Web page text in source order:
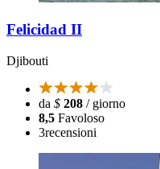
Felicidad II
Djibouti
da $ 208 / giorno
8,5 Favoloso
3recensioni